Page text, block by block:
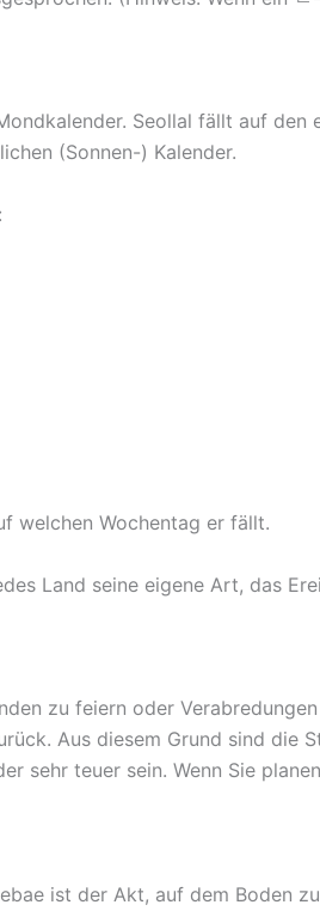
Seollal fällt auf den
(Sonnen-) Kalender.
welchen Wochentag er fällt.
Land seine eigene Art, das
zu feiern oder
Aus diesem Grund sind die
teuer sein. Wenn Sie
ist der Akt, auf dem Boden